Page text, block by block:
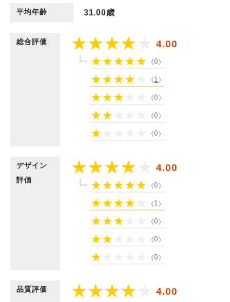
平均年齢 31.00歳
総合評価 4.00
（0）
（ 1 ）
（0）
（0）
（0）
デザイン
評価
4.00
（0）
（1）
（0）
（0）
（0）
品質評価 4.00